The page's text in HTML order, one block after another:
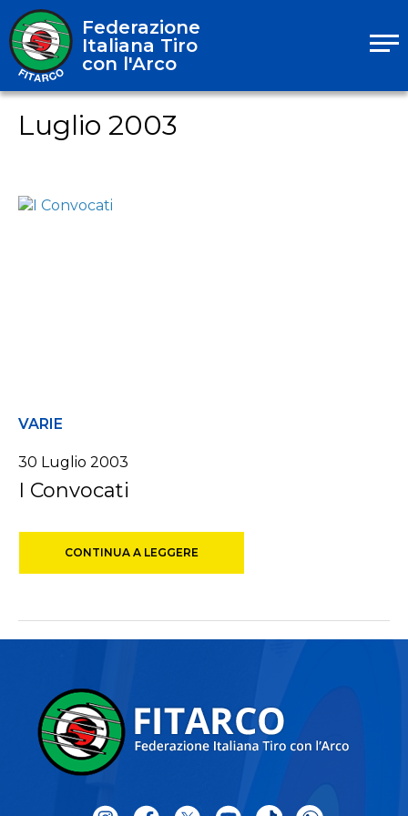
Federazione
Italiana Tiro
con l'Arco
Luglio 2003
VARIE
30 Luglio 2003
I Convocati
CONTINUA A LEGGERE